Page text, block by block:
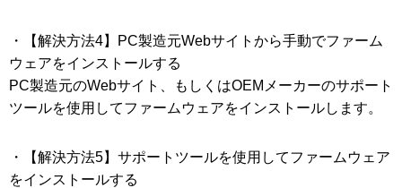
・【解決方法4】PC製造元Webサイトから手動でファーム
ウェアをインストールする
PC製造元のWebサイト、もしくはOEMメーカーのサポート
ツールを使用してファームウェアをインストールします。
・【解決方法5】サポートツールを使用してファームウェア
をインストールする